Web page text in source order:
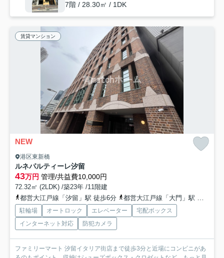
7階 / 28.30㎡ / 1DK
賃貸マンション
NEW
港区東新橋
ルネパルティーレ汐留
43万円 管理/共益費10,000円
72.32㎡ (2LDK) /築23年 /11階建
都営大江戸線「汐留」駅 徒歩6分
都営大江戸線「大門」駅 徒歩9分
駐輪場 オートロック エレベーター
宅配ボックス
インターネット対応
防犯カメラ
ファミリーマート 汐留イタリア街店まで徒歩3分と近場にコンビニがあ